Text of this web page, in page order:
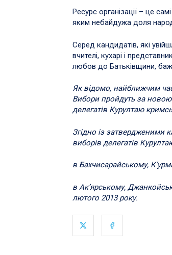
Ресурс організації – це
яким небайдужа доля
Серед кандидатів, які
вчителі, кухарі і
любов до Батьківщини,
Як відомо, найближчим
Вибори пройдуть за
делегатів Курултаю
Згідно із затвердженими
виборів делегатів
в Бахчисарайському,
в Ак’ярському,
лютого 2013 року.